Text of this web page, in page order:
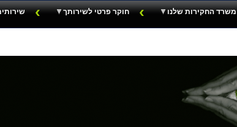
משרד החקירות שלנו חוקר פרטי לשירותך